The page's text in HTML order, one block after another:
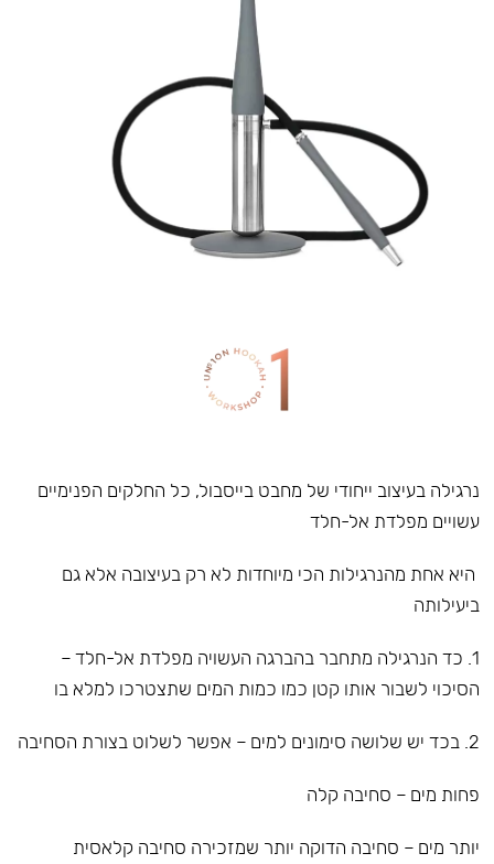
נרגילה בעיצוב ייחודי של מחבט בייסבול, כל החלקים הפנימיים
עשויים מפלדת אל-חלד
היא אחת מהנרגילות הכי מיוחדות לא רק בעיצובה אלא גם
ביעילותה
1. כד הנרגילה מתחבר בהברגה העשויה מפלדת אל-חלד –
הסיכוי לשבור אותו קטן כמו כמות המים שתצטרכו למלא בו
2. בכד יש שלושה סימונים למים – אפשר לשלוט בצורת הסחיבה
פחות מים – סחיבה קלה
יותר מים – סחיבה הדוקה יותר שמזכירה סחיבה קלאסית